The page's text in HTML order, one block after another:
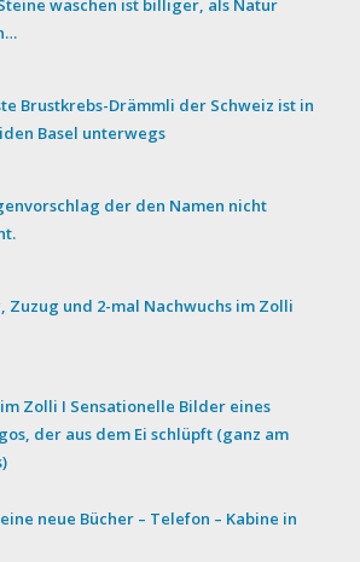
waschen ist billiger, als Natur
Brustkrebs-Drämmli der Schweiz ist in
Basel unterwegs
der den Namen nicht
Zuzug und 2-mal Nachwuchs im Zolli
Zolli I Sensationelle Bilder eines
der aus dem Ei schlüpft (ganz am
neue Bücher – Telefon – Kabine in